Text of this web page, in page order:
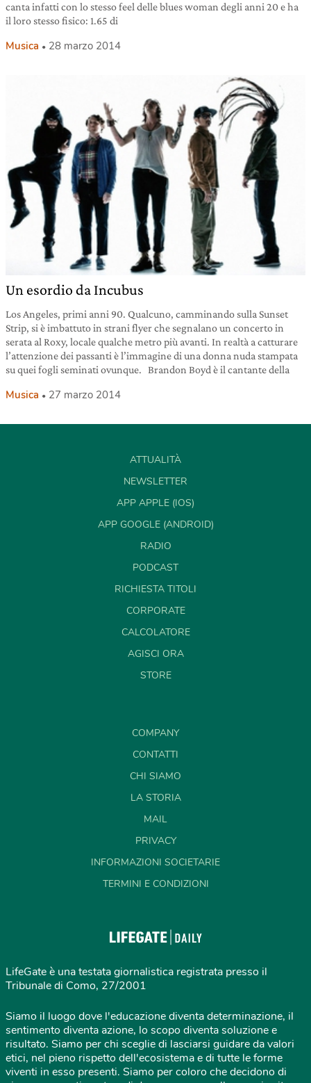
canta infatti con lo stesso feel delle blues woman degli anni 20 e ha
il loro stesso fisico: 1.65 di
Musica 28 marzo 2014
Un esordio da Incubus
Los Angeles, primi anni 90. Qualcuno, camminando sulla Sunset
Strip, si è imbattuto in strani flyer che segnalano un concerto in
serata al Roxy, locale qualche metro più avanti. In realtà a catturare
l’attenzione dei passanti è l’immagine di una donna nuda stampata
su quei fogli seminati ovunque. Brandon Boyd è il cantante della
Musica 27 marzo 2014
ATTUALITÀ
NEWSLETTER
APP APPLE (IOS)
APP GOOGLE (ANDROID)
RADIO
PODCAST
RICHIESTA TITOLI
CORPORATE
CALCOLATORE
AGISCI ORA
STORE
COMPANY
CONTATTI
CHI SIAMO
LA STORIA
MAIL
PRIVACY
INFORMAZIONI SOCIETARIE
TERMINI E CONDIZIONI
LifeGate è una testata giornalistica registrata presso il
Tribunale di Como, 27/2001
Siamo il luogo dove l'educazione diventa determinazione, il
sentimento diventa azione, lo scopo diventa soluzione e
risultato. Siamo per chi sceglie di lasciarsi guidare da valori
etici, nel pieno rispetto dell'ecosistema e di tutte le forme
viventi in esso presenti. Siamo per coloro che decidono di